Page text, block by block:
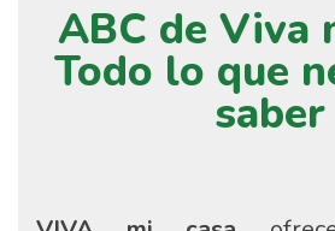
ABC de Viva
Todo lo que
saber